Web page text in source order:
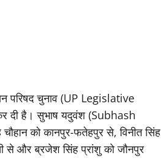
परिषद चुनाव (UP Legislative
दी है। सुभाष यदुवंश (Subhash
चौहान को कानपुर-फतेहपुर से, विनीत सिंह
से और ब्रजेश सिंह प्रांशु को जौनपुर